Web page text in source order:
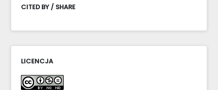
CITED BY / SHARE
LICENCJA